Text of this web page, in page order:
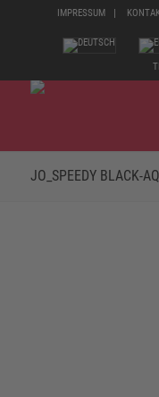
IMPRESSUM
JO_SPEEDY BLACK-